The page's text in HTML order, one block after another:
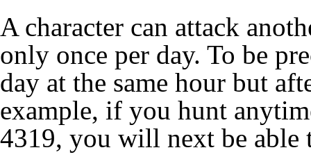
A character can attack
only once per day. To be
day at the same hour but
example, if you hunt
4319, you will next be able